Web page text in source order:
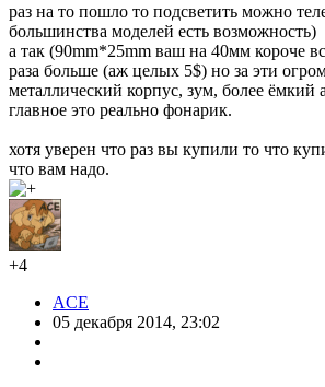
раз на то пошло то подсветить можно
большинства моделей есть возможность)
а так (90mm*25mm ваш на 40мм короче
раза больше (аж целых 5$) но за эти
металлический корпус, зум, более ёмкий
главное это реально фонарик.
хотя уверен что раз вы купили то что
что вам надо.
+4
ACE
05 декабря 2014, 23:02